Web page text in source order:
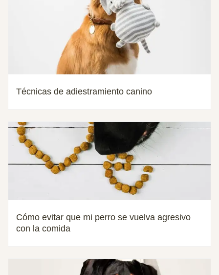
Técnicas de adiestramiento canino
Cómo evitar que mi perro se vuelva agresivo
con la comida